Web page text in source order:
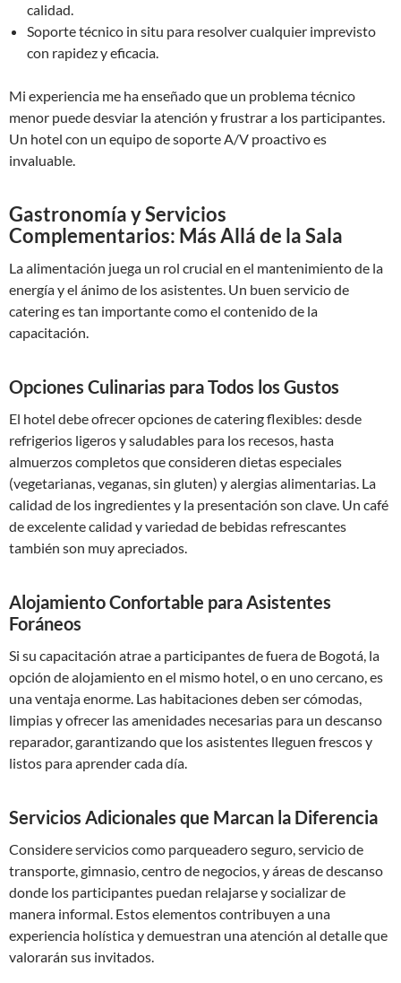
calidad.
Soporte técnico in situ para resolver cualquier imprevisto
con rapidez y eficacia.
Mi experiencia me ha enseñado que un problema técnico
menor puede desviar la atención y frustrar a los participantes.
Un hotel con un equipo de soporte A/V proactivo es
invaluable.
Gastronomía y Servicios
Complementarios: Más Allá de la Sala
La alimentación juega un rol crucial en el mantenimiento de la
energía y el ánimo de los asistentes. Un buen servicio de
catering es tan importante como el contenido de la
capacitación.
Opciones Culinarias para Todos los Gustos
El hotel debe ofrecer opciones de catering flexibles: desde
refrigerios ligeros y saludables para los recesos, hasta
almuerzos completos que consideren dietas especiales
(vegetarianas, veganas, sin gluten) y alergias alimentarias. La
calidad de los ingredientes y la presentación son clave. Un café
de excelente calidad y variedad de bebidas refrescantes
también son muy apreciados.
Alojamiento Confortable para Asistentes
Foráneos
Si su capacitación atrae a participantes de fuera de Bogotá, la
opción de alojamiento en el mismo hotel, o en uno cercano, es
una ventaja enorme. Las habitaciones deben ser cómodas,
limpias y ofrecer las amenidades necesarias para un descanso
reparador, garantizando que los asistentes lleguen frescos y
listos para aprender cada día.
Servicios Adicionales que Marcan la Diferencia
Considere servicios como parqueadero seguro, servicio de
transporte, gimnasio, centro de negocios, y áreas de descanso
donde los participantes puedan relajarse y socializar de
manera informal. Estos elementos contribuyen a una
experiencia holística y demuestran una atención al detalle que
valorarán sus invitados.